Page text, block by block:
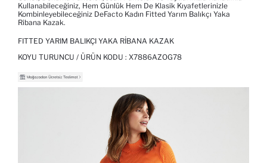
Kullanabileceğiniz, Hem Günlük Hem De Klasik Kıyafetlerinizle
Kombinleyebileceğiniz DeFacto Kadın Fitted Yarım Balıkçı Yaka
Ribana Kazak.
FITTED YARIM BALIKÇI YAKA RIBANA KAZAK
KOYU TURUNCU / ÜRÜN KODU : X7886AZOG78